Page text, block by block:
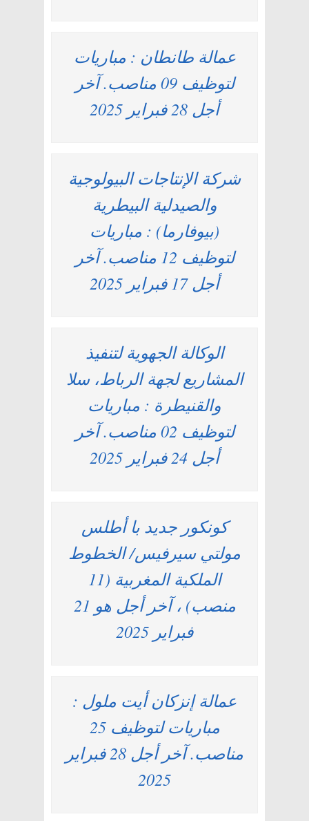
عمالة طانطان : مباريات
لتوظيف 09 مناصب. آخر
أجل 28 فبراير 2025
شركة الإنتاجات البيولوجية
والصيدلية البيطرية
(بيوفارما) : مباريات
لتوظيف 12 مناصب. آخر
أجل 17 فبراير 2025
الوكالة الجهوية لتنفيذ
المشاريع لجهة الرباط، سلا
والقنيطرة : مباريات
لتوظيف 02 مناصب. آخر
أجل 24 فبراير 2025
كونكور جديد با أطلس
مولتي سيرفيس/ الخطوط
الملكية المغربية (11
منصب) ، آخر أجل هو 21
فبراير 2025
عمالة إنزكان أيت ملول :
مباريات لتوظيف 25
مناصب. آخر أجل 28 فبراير
2025